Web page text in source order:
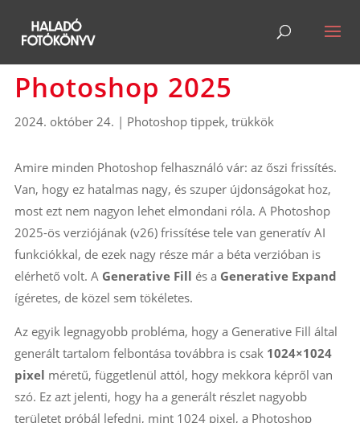
Photoshop 2025
2024. október 24. | Photoshop tippek, trükkök
Amire minden Photoshop felhasználó vár: az őszi frissítés.
Van, hogy ez hatalmas nagy, és szuper újdonságokat hoz,
most ezt nem nagyon lehet elmondani róla. A Photoshop
2025-ös verziójának (v26) frissítése tele van generatív AI
funkciókkal, de ezek nagy része már a béta verzióban is
elérhető volt. A Generative Fill és a Generative Expand
ígéretes, de közel sem tökéletes.
Az egyik legnagyobb probléma, hogy a Generative Fill által
generált tartalom felbontása továbbra is csak 1024×1024
pixel méretű, függetlenül attól, hogy mekkora képről van
szó. Ez azt jelenti, hogy ha a generált részlet nagyobb
területet próbál lefedni, mint 1024 pixel, a Photoshop